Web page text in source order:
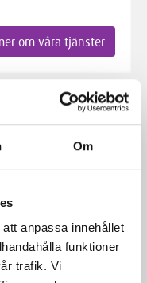
Om
anpassa innehållet
funktioner
trafik. Vi
om våra tjänster